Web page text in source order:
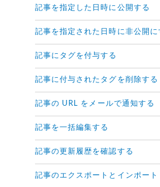
記事を指定した日時に公開する
記事を指定された日時に非公開に
記事にタグを付与する
記事に付与されたタグを削除する
記事の URL をメールで通知する
記事を一括編集する
記事の更新履歴を確認する
記事のエクスポートとインポート